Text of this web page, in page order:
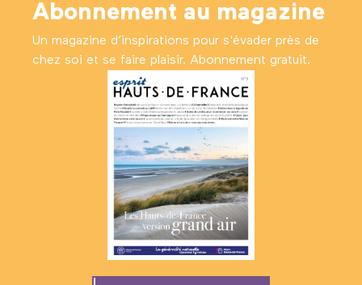
Abonnement au magazine
Un magazine d’inspirations pour s'évader près de
chez soi et se faire plaisir. Abonnement gratuit.